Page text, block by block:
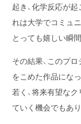
起き、化学反応が
れは大学でコミュ
とっても嬉しい瞬間
その結果、このプ
をこめた作品にな
若く、将来有望な
ていく機会でもあり